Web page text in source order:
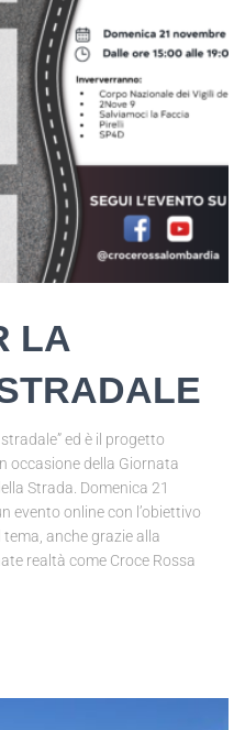
LA
ed è il progetto
occasione della Giornata
Strada. Domenica 21
evento online con l’obiettivo
anche grazie alla
realtà come Croce Rossa